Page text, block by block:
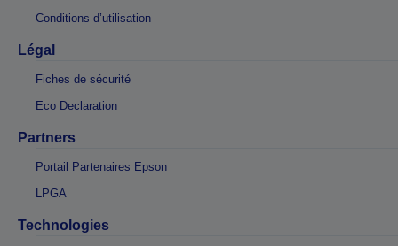
Conditions d’utilisation
Légal
Fiches de sécurité
Eco Declaration
Partners
Portail Partenaires Epson
LPGA
Technologies